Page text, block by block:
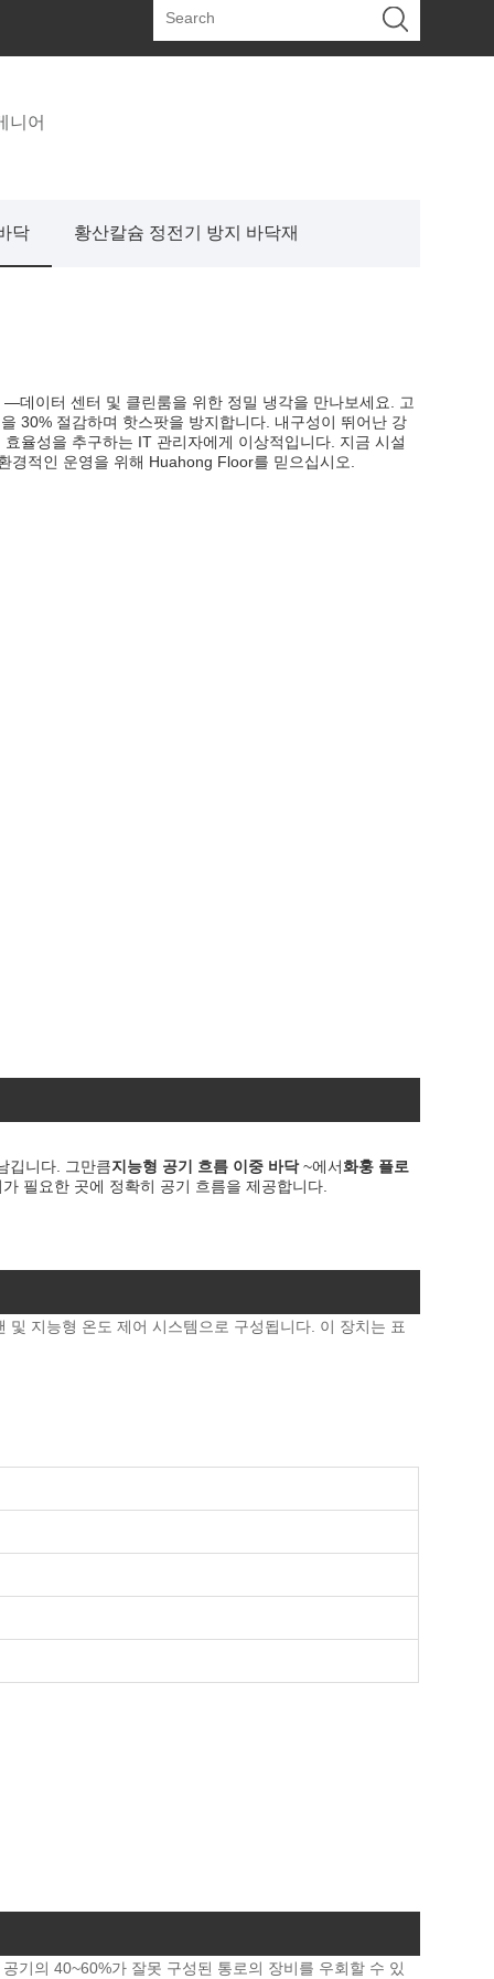
니어
닥 황산칼슘 정전기 방지 바닥재
데이터 센터 및 클린룸을 위한 정밀 냉각을 만나보세요. 고
30% 절감하며 핫스팟을 방지합니다. 내구성이 뛰어난 강
율성을 추구하는 IT 관리자에게 이상적입니다. 지금 시설
적인 운영을 위해 Huahong Floor를 믿으십시오.
깁니다. 그만큼지능형 공기 흐름 이중 바닥~에서화훙 플로
필요한 곳에 정확히 공기 흐름을 제공합니다.
지능형 온도 제어 시스템으로 구성됩니다. 이 장치는 표
기의 40~60%가 잘못 구성된 통로의 장비를 우회할 수 있